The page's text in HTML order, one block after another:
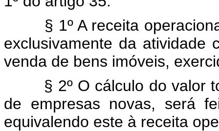
§ 1º A receita operacional
exclusivamente da atividade
venda de bens imóveis,
§ 2º O cálculo do valor
de empresas novas, será
equivalendo este à receita